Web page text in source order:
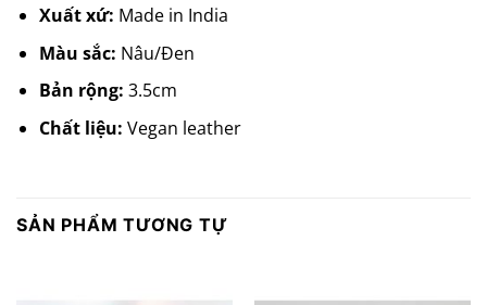
Xuất xứ: Made in India
Màu sắc: Nâu/Đen
Bản rộng: 3.5cm
Chất liệu: Vegan leather
SẢN PHẨM TƯƠNG TỰ